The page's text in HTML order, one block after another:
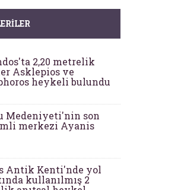
2,20 metrelik
Asklepios ve
heykeli bulundu
Medeniyeti'nin son
merkezi Ayanis
Antik Kenti'nde yol
kullanılmış 2